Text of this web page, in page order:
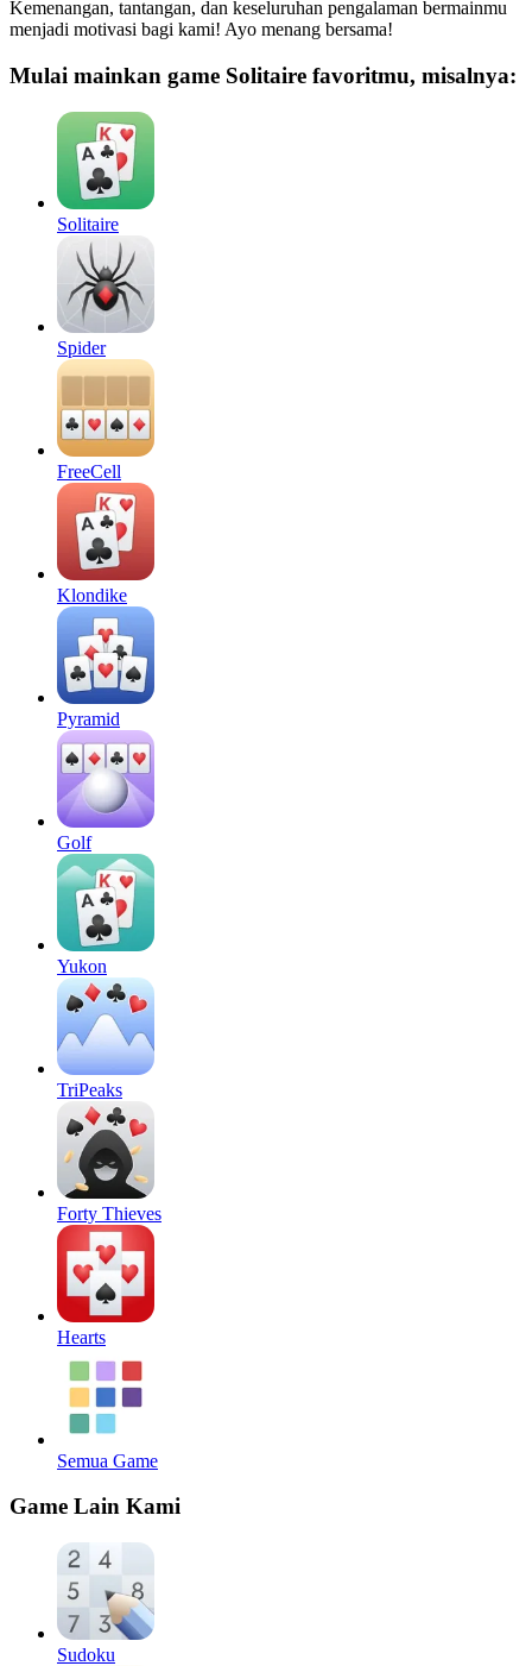
Kemenangan, tantangan, dan keseluruhan pengalaman bermainmu
menjadi motivasi bagi kami! Ayo menang bersama!
Mulai mainkan game Solitaire favoritmu, misalnya:
Solitaire
Spider
FreeCell
Klondike
Pyramid
Golf
Yukon
TriPeaks
Forty Thieves
Hearts
Semua Game
Game Lain Kami
Sudoku